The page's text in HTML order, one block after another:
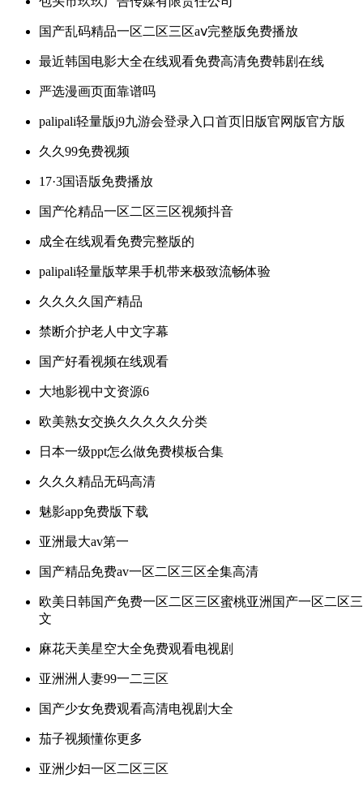
国产乱码精品一区二区三区aⅴ完整版免费播放
最近韩国电影大全在线观看免费高清免费韩剧在线
严选漫画页面靠谱吗
palipali轻量版j9九游会登录入口首页旧版官网版官方版
久久99免费视频
17·3国语版免费播放
国产伦精品一区二区三区视频抖音
成全在线观看免费完整版的
palipali轻量版苹果手机带来极致流畅体验
久久久久国产精品
禁断介护老人中文字幕
国产好看视频在线观看
大地影视中文资源6
欧美熟女交换久久久久久分类
日本一级ppt怎么做免费模板合集
久久久精品无码高清
魅影app免费版下载
亚洲最大av第一
国产精品免费av一区二区三区全集高清
欧美日韩国产免费一区二区三区蜜桃亚洲国产一区二区
文
麻花天美星空大全免费观看电视剧
亚洲洲人妻99一二三区
国产少女免费观看高清电视剧大全
茄子视频懂你更多
亚洲少妇一区二区三区